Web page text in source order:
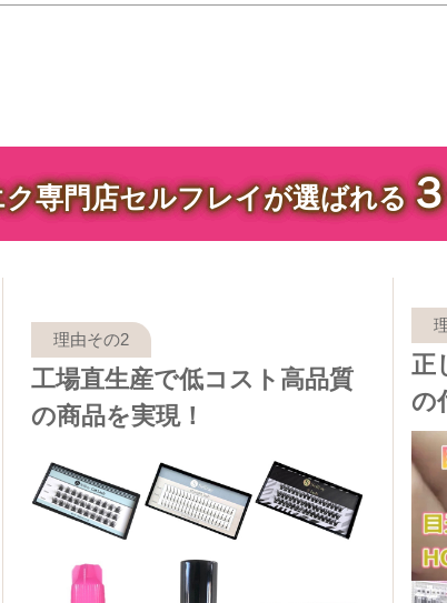
専門店セルフレイが選ばれる
工場直生産で低コスト高品質
の商品を実現！
正
の